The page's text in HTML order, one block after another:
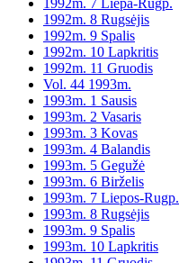
1992m. 7 Liepa-Rugp.
1992m. 8 Rugsėjis
1992m. 9 Spalis
1992m. 10 Lapkritis
1992m. 11 Gruodis
Vol. 44 1993m.
1993m. 1 Sausis
1993m. 2 Vasaris
1993m. 3 Kovas
1993m. 4 Balandis
1993m. 5 Gegužė
1993m. 6 Birželis
1993m. 7 Liepos-Rugp.
1993m. 8 Rugsėjis
1993m. 9 Spalis
1993m. 10 Lapkritis